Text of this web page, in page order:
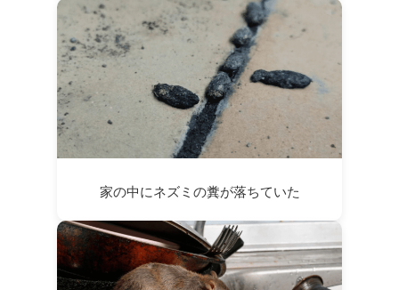
家の中にネズミの糞が落ちていた